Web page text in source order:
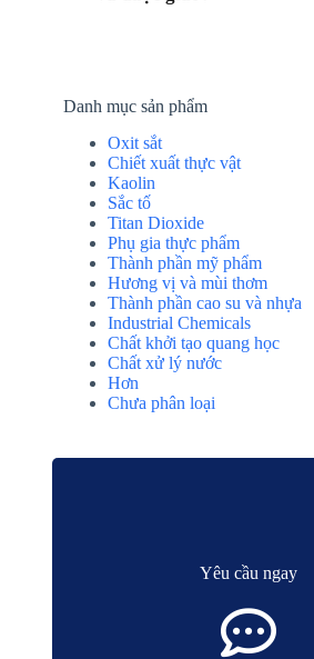
Danh mục sản phẩm
Oxit sắt
Chiết xuất thực vật
Kaolin
Sắc tố
Titan Dioxide
Phụ gia thực phẩm
Thành phần mỹ phẩm
Hương vị và mùi thơm
Thành phần cao su và nhựa
Industrial Chemicals
Chất khởi tạo quang học
Chất xử lý nước
Hơn
Chưa phân loại
Yêu cầu ngay